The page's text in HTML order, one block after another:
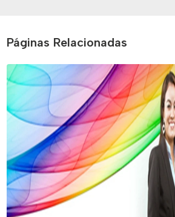
Páginas Relacionadas